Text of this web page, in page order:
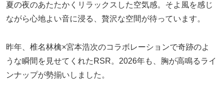
夏の夜のあたたかくリラックスした空気感。そよ風を感じ
ながら心地よい音に浸る、贅沢な空間が待っています。
昨年、椎名林檎×宮本浩次のコラボレーションで奇跡のよ
うな瞬間を見せてくれたRSR。2026年も、胸が高鳴るライ
ンナップが勢揃いしました。